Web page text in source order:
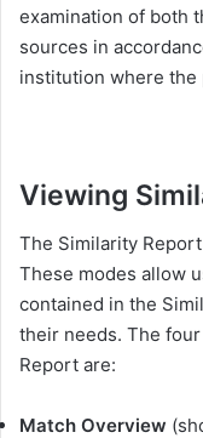
examination of both
sources in
institution where the
Viewing
The Similarity
These modes allow
contained in the
their needs. The
Report are:
Match Overview